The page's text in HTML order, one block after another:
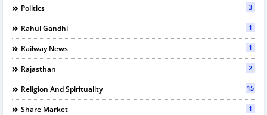
Politics 3
Rahul Gandhi 1
Railway News 1
Rajasthan 2
Religion And Spirituality 15
Share Market 1